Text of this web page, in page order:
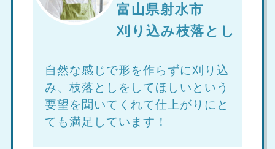
富山県射水市
刈り込み枝落とし
自然な感じで形を作らずに刈り込
み、枝落としをしてほしいという
要望を聞いてくれて仕上がりにと
ても満足しています！